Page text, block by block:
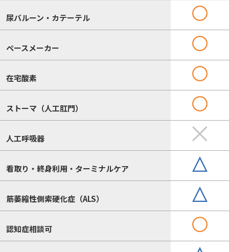
尿バルーン・カテーテル
ペースメーカー
在宅酸素
ストーマ（人工肛門）
人工呼吸器
看取り・終身利用・ターミナルケア
筋萎縮性側索硬化症（ALS）
認知症相談可